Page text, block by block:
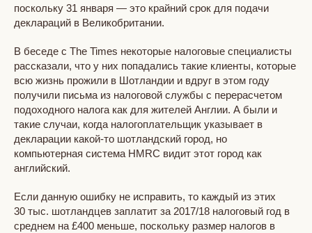
поскольку 31 января — это крайний срок для подачи
деклараций в Великобритании.
В беседе с The Times некоторые налоговые специалисты
рассказали, что у них попадались такие клиенты, которые
всю жизнь прожили в Шотландии и вдруг в этом году
получили письма из налоговой службы с перерасчетом
подоходного налога как для жителей Англии. А были и
такие случаи, когда налогоплательщик указывает в
декларации какой-то шотландский город, но
компьютерная система HMRC видит этот город как
английский.
Если данную ошибку не исправить, то каждый из этих
30 тыс. шотландцев заплатит за 2017/18 налоговый год в
среднем на £400 меньше, поскольку размер налогов в